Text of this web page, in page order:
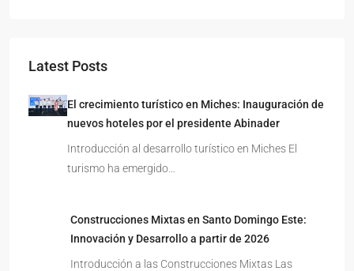
Latest Posts
El crecimiento turístico en Miches: Inauguración de
nuevos hoteles por el presidente Abinader
Introducción al desarrollo turístico en Miches El
turismo ha emergido…
Construcciones Mixtas en Santo Domingo Este:
Innovación y Desarrollo a partir de 2026
Introducción a las Construcciones Mixtas Las